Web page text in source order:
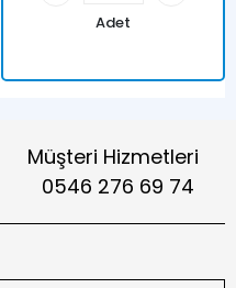
Adet
Müşteri Hizmetleri
0546 276 69 74